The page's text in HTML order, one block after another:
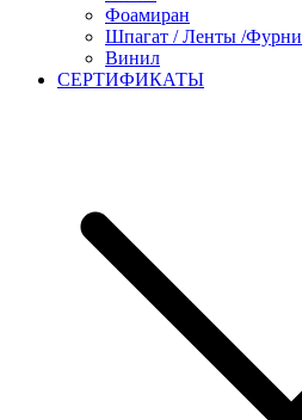
Фоамиран
Шпагат / Ленты /
Винил
СЕРТИФИКАТЫ